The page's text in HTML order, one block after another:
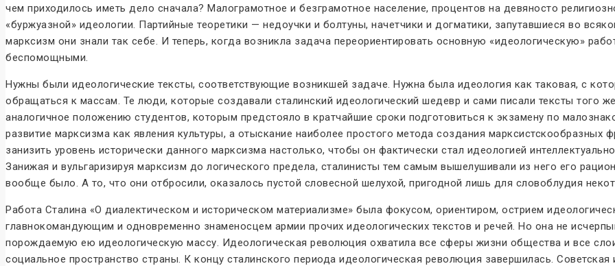
чем приходилось иметь дело сначала? Малограмотное и безграмотное население, процентов на девяносто
«буржуазной» идеологии. Партийные теоретики — недоучки и болтуны, начетчики и догматики, запутавшиеся во
марксизм они знали так себе. И теперь, когда возникла задача переориентировать основную «идеологическую»
беспомощными.
Нужны были идеологические тексты, соответствующие возникшей задаче. Нужна была идеология как таковая, с
обращаться к массам. Те люди, которые создавали сталинский идеологический шедевр и сами писали тексты того
аналогичное положению студентов, которым предстояло в кратчайшие сроки подготовиться к экзамену по
развитие марксизма как явления культуры, а отыскание наиболее простого метода создания марксистскообразных
занизить уровень исторически данного марксизма настолько, чтобы он фактически стал идеологией
Занижая и вульгаризируя марксизм до логического предела, сталинисты тем самым вышелушивали из него его
вообще было. А то, что они отбросили, оказалось пустой словесной шелухой, пригодной лишь для словоблудия
Работа Сталина «О диалектическом и историческом материализме» была фокусом, ориентиром, острием
главнокомандующим и одновременно знаменосцем армии прочих идеологических текстов и речей. Но она не
порождаемую ею идеологическую массу. Идеологическая революция охватила все сферы жизни общества и все
социальное пространство страны. К концу сталинского периода идеологическая революция завершилась.